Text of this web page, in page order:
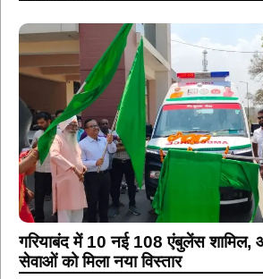
गरियाबंद में 10 नई 108 एंबुलेंस शामिल,
सेवाओं को मिला नया विस्तार